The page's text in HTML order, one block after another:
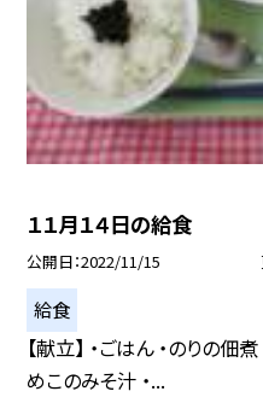
１１月１４日の給食
公開日 2022/11/15
給食
【献立】 ・ごはん ・のりの佃
めこのみそ汁 ・...